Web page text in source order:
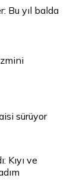
Bu yıl balda
sürüyor
Kıyı ve